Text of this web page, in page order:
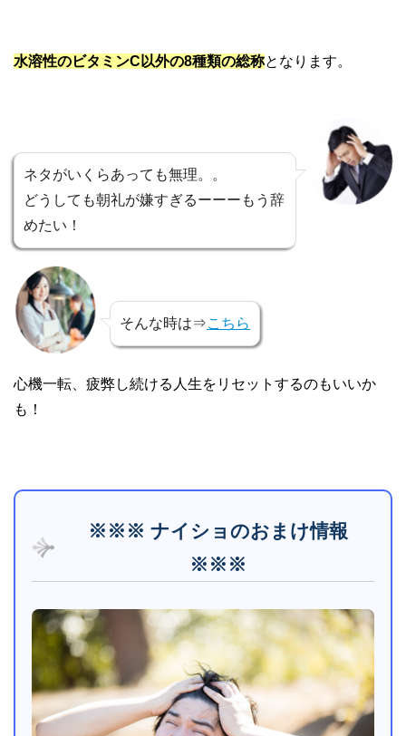
水溶性のビタミンC以外の8種類の総称となります。
ネタがいくらあっても無理。。
どうしても朝礼が嫌すぎるーーーもう辞
めたい！
そんな時は⇒こちら
心機一転、疲弊し続ける人生をリセットするのもいいか
も！
※※※ ナイショのおまけ情報
※※※